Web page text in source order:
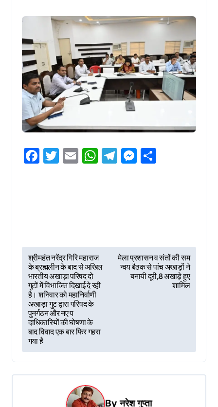
Facebook
Twitter
EmailWhatsApp
Telegram
Messenger
P
o
s
n
a
v
i
श्रीमहंत नरेंद्र गिरि महाराज
के ब्रह्मलीन के बाद से अखिल
भारतीय अखाड़ा परिषद दो
गुटों में विभाजित दिखाई दे रही
है। शनिवार को महानिर्वाणी
अखाड़ा गुट द्वारा परिषद के
पुनर्गठन और नए प
दाधिकारियों की घोषणा के
बाद विवाद एक बार फिर गहरा
गया है
मेला प्रशासन व संतों की सम
न्वय बैठक से पांच अखाड़ों ने
बनायी दूरी,8 अखाड़े हुए
शामिल
Byनरेश गुप्ता